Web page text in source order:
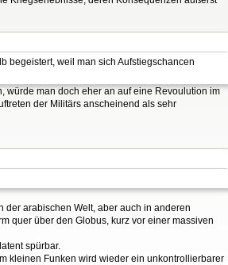
begeistert, weil man sich Aufstiegschancen
würde man doch eher an auf eine Revoulution im
der Militärs anscheinend als sehr
arabischen Welt, aber auch in anderen
quer über den Globus, kurz vor einer massiven
spürbar.
kleinen Funken wird wieder ein unkontrollierbarer